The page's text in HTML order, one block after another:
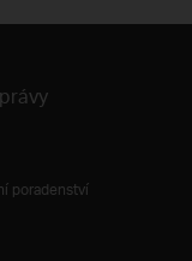
poradenství